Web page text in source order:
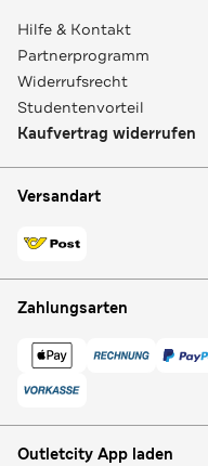
Hilfe & Kontakt
Partnerprogramm
Widerrufsrecht
Studentenvorteil
Kaufvertrag widerrufen
Versandart
Zahlungsarten
Outletcity App laden